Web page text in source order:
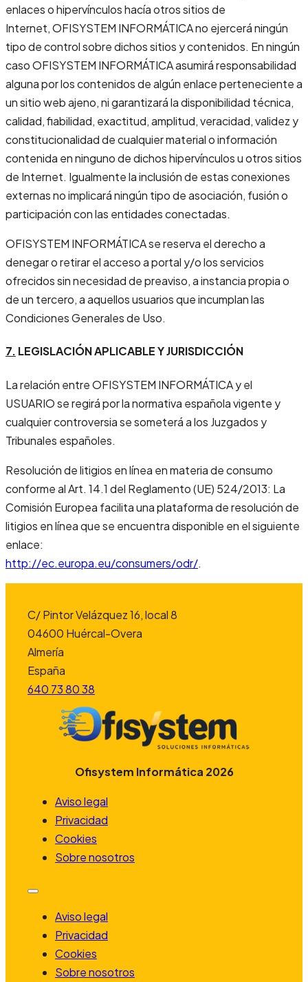
enlaces o hipervínculos hacía otros sitios de
Internet, OFISYSTEM INFORMÁTICA no ejercerá ningún
tipo de control sobre dichos sitios y contenidos. En ningún
caso OFISYSTEM INFORMÁTICA asumirá responsabilidad
alguna por los contenidos de algún enlace perteneciente a
un sitio web ajeno, ni garantizará la disponibilidad técnica,
calidad, fiabilidad, exactitud, amplitud, veracidad, validez y
constitucionalidad de cualquier material o información
contenida en ninguno de dichos hipervínculos u otros sitios
de Internet. Igualmente la inclusión de estas conexiones
externas no implicará ningún tipo de asociación, fusión o
participación con las entidades conectadas.
OFISYSTEM INFORMÁTICA se reserva el derecho a
denegar o retirar el acceso a portal y/o los servicios
ofrecidos sin necesidad de preaviso, a instancia propia o
de un tercero, a aquellos usuarios que incumplan las
Condiciones Generales de Uso.
7. LEGISLACIÓN APLICABLE Y JURISDICCIÓN
La relación entre OFISYSTEM INFORMÁTICA y el
USUARIO se regirá por la normativa española vigente y
cualquier controversia se someterá a los Juzgados y
Tribunales españoles.
Resolución de litigios en línea en materia de consumo
conforme al Art. 14.1 del Reglamento (UE) 524/2013: La
Comisión Europea facilita una plataforma de resolución de
litigios en línea que se encuentra disponible en el siguiente
enlace:
http://ec.europa.eu/consumers/odr/.
C/ Pintor Velázquez 16, local 8
04600 Huércal-Overa
Almería
España
640 73 80 38
Ofisystem Informática 2026
Aviso legal
Privacidad
Cookies
Sobre nosotros
Aviso legal
Privacidad
Cookies
Sobre nosotros